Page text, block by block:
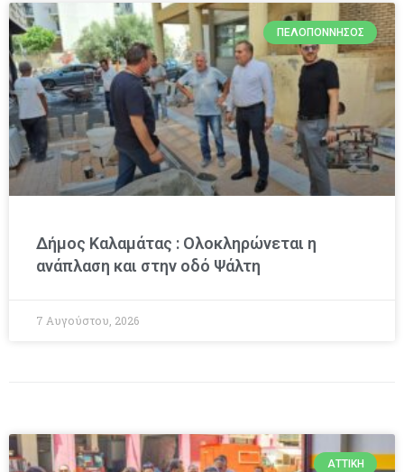
ΠΕΛΟΠΌΝΝΗΣΟΣ
Δήμος Καλαμάτας : Ολοκληρώνεται η
ανάπλαση και στην οδό Ψάλτη
7 Αυγούστου, 2026
ΑΤΤΙΚΉ